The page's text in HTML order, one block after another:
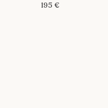
195 €